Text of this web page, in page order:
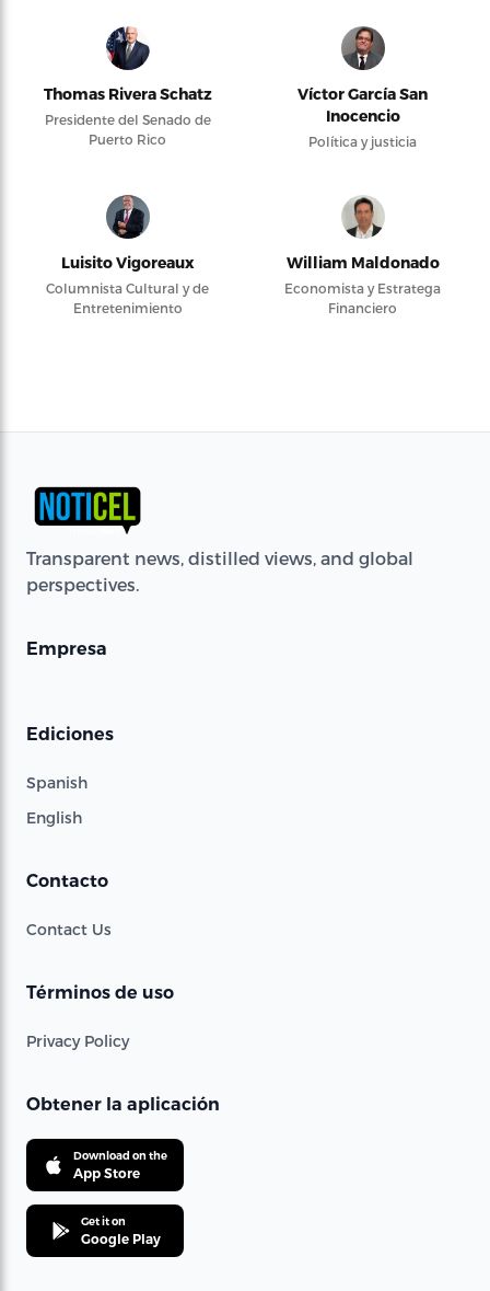
Thomas Rivera Schatz
Presidente del Senado de
Puerto Rico
Víctor García San
Inocencio
Política y justicia
Luisito Vigoreaux
Columnista Cultural y de
Entretenimiento
William Maldonado
Economista y Estratega
Financiero
Transparent news, distilled views, and global
perspectives.
Empresa
Ediciones
Spanish
English
Contacto
Contact Us
Términos de uso
Privacy Policy
Obtener la aplicación
Download on the
App Store
Get it on
Google Play